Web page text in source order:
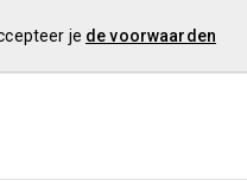
je de voorwaarden